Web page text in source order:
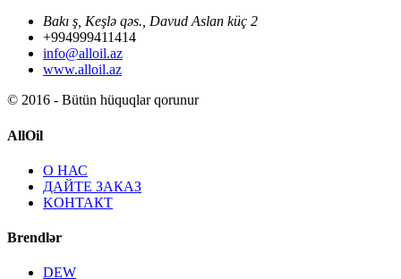
Bakı ş, Keşlə qəs., Davud Aslan küç 2
+994999411414
info@alloil.az
www.alloil.az
© 2016 - Bütün hüquqlar qorunur
AllOil
О НАС
ДАЙТЕ ЗАКАЗ
KОНТАКТ
Brendlər
DEW